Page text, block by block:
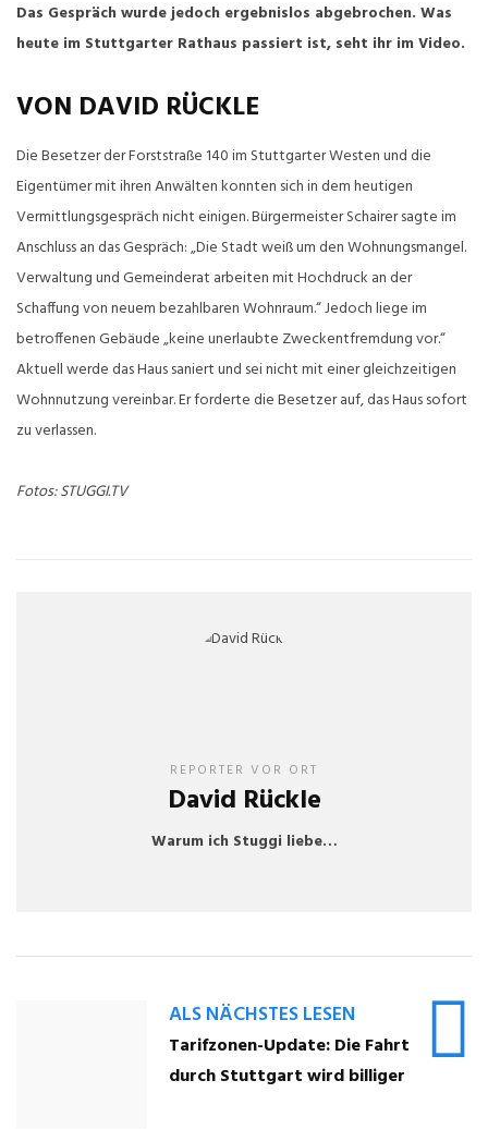
Das Gespräch wurde jedoch ergebnislos abgebrochen. Was
heute im Stuttgarter Rathaus passiert ist, seht ihr im Video.
VON DAVID RÜCKLE
Die Besetzer der Forststraße 140 im Stuttgarter Westen und die
Eigentümer mit ihren Anwälten konnten sich in dem heutigen
Vermittlungsgespräch nicht einigen. Bürgermeister Schairer sagte im
Anschluss an das Gespräch: „Die Stadt weiß um den Wohnungsmangel.
Verwaltung und Gemeinderat arbeiten mit Hochdruck an der
Schaffung von neuem bezahlbaren Wohnraum.“ Jedoch liege im
betroffenen Gebäude „keine unerlaubte Zweckentfremdung vor.“
Aktuell werde das Haus saniert und sei nicht mit einer gleichzeitigen
Wohnnutzung vereinbar. Er forderte die Besetzer auf, das Haus sofort
zu verlassen.
Fotos: STUGGI.TV
REPORTER VOR ORT
David Rückle
Warum ich Stuggi liebe…
ALS NÄCHSTES LESEN
Tarifzonen-Update: Die Fahrt
durch Stuttgart wird billiger